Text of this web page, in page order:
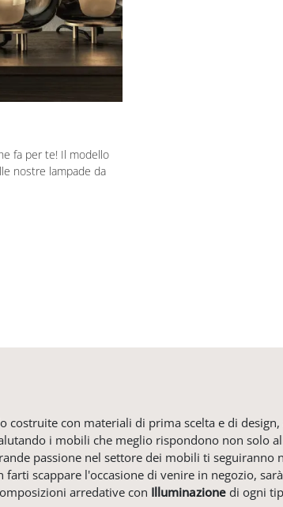
fa per te! Il modello
nostre lampade da
con materiali di prima scelta e di
i mobili che meglio rispondono non solo
passione nel settore dei mobili ti
scappare l'occasione di venire in negozio,
arredative con Illuminazione di ogni